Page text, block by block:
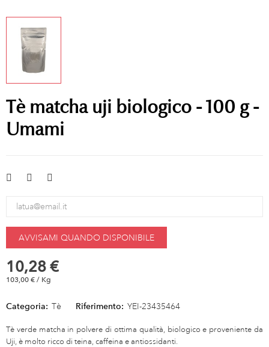
Tè matcha uji biologico - 100 g -
Umami
AVVISAMI QUANDO DISPONIBILE
10,28 €
103,00 € / Kg
Categoria: Tè Riferimento: YEI-23435464
Tè verde matcha in polvere di ottima qualità, biologico e proveniente da
Uji, è molto ricco di teina, caffeina e antiossidanti.